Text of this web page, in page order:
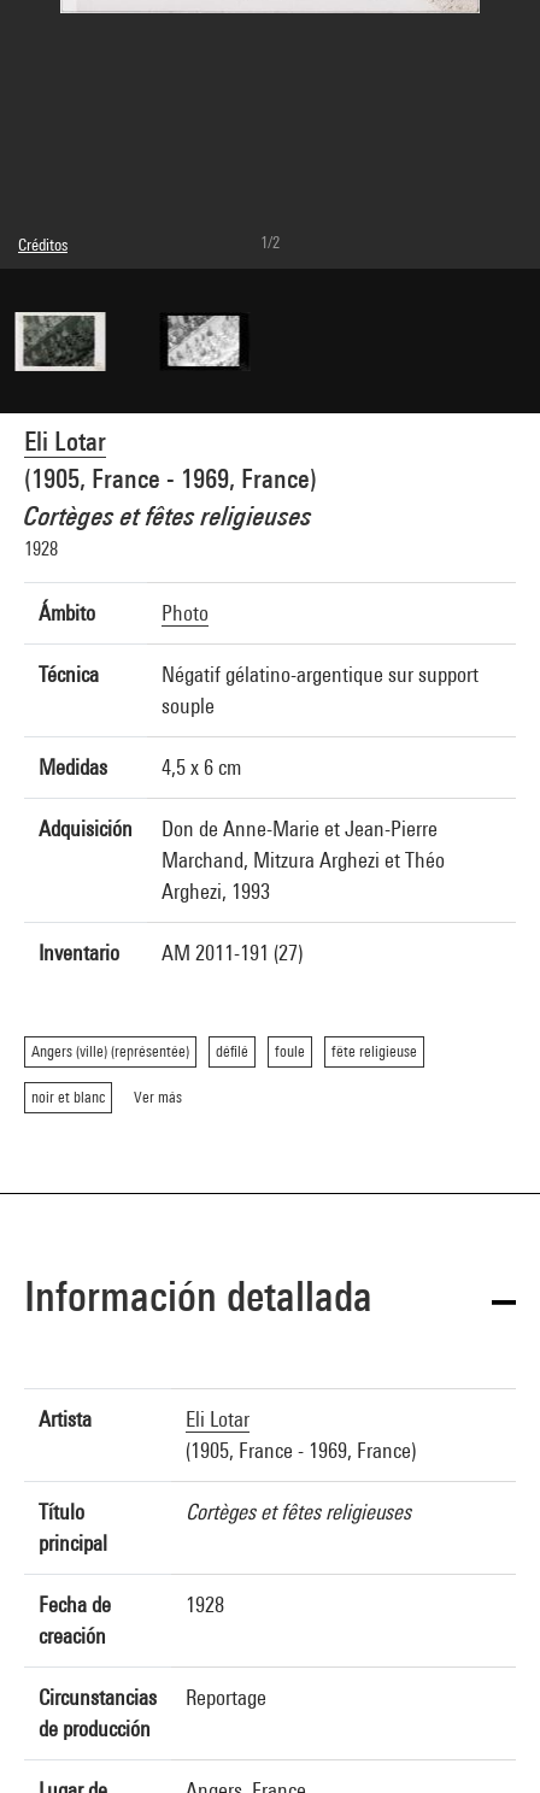
Eli Lotar
(1905, France - 1969, France)
Cortèges et fêtes religieuses
1928
Ámbito Photo
Técnica
Négatif gélatino-argentique sur support
souple
Medidas 4,5 x 6 cm
Adquisición
Don de Anne-Marie et Jean-Pierre
Marchand, Mitzura Arghezi et Théo
Arghezi, 1993
Inventario AM 2011-191 (27)
Angers (ville) (représentée) défilé foule fête religieuse
noir et blanc Ver más
Créditos
© Eli Lotar
Referencia de la imagen : 4G32702
Difusión de la imagen :
GrandPalaisRmnPhoto
1/2
Información detallada
Artista
Eli Lotar
(1905, France - 1969, France)
Título
principal
Cortèges et fêtes religieuses
Fecha de
creación
1928
Circunstancias
de producción
Reportage